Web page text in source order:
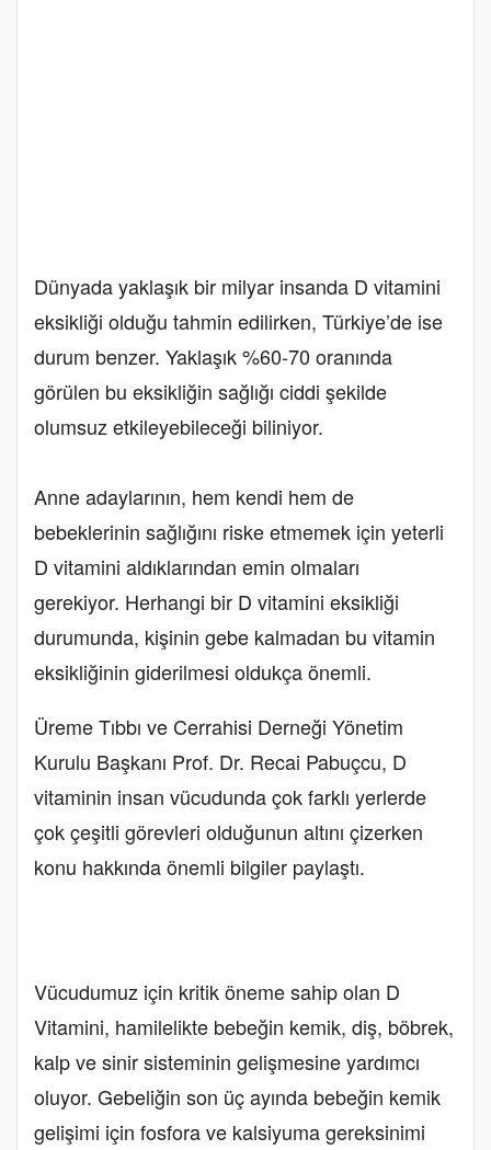
Dünyada yaklaşık bir milyar insanda D vitamini
eksikliği olduğu tahmin edilirken, Türkiye’de ise
durum benzer. Yaklaşık %60-70 oranında
görülen bu eksikliğin sağlığı ciddi şekilde
olumsuz etkileyebileceği biliniyor.
Anne adaylarının, hem kendi hem de
bebeklerinin sağlığını riske etmemek için yeterli
D vitamini aldıklarından emin olmaları
gerekiyor. Herhangi bir D vitamini eksikliği
durumunda, kişinin gebe kalmadan bu vitamin
eksikliğinin giderilmesi oldukça önemli.
Üreme Tıbbı ve Cerrahisi Derneği Yönetim
Kurulu Başkanı Prof. Dr. Recai Pabuçcu, D
vitaminin insan vücudunda çok farklı yerlerde
çok çeşitli görevleri olduğunun altını çizerken
konu hakkında önemli bilgiler paylaştı.
Vücudumuz için kritik öneme sahip olan D
Vitamini, hamilelikte bebeğin kemik, diş, böbrek,
kalp ve sinir sisteminin gelişmesine yardımcı
oluyor. Gebeliğin son üç ayında bebeğin kemik
gelişimi için fosfora ve kalsiyuma gereksinimi